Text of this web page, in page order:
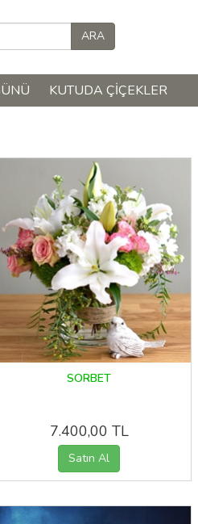
KUTUDA ÇIÇEKLER
SORBET
7.400,00 TL